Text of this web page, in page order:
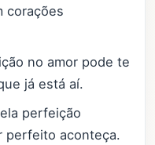
corações
no amor pode te
já está aí.
perfeição
perfeito aconteça.